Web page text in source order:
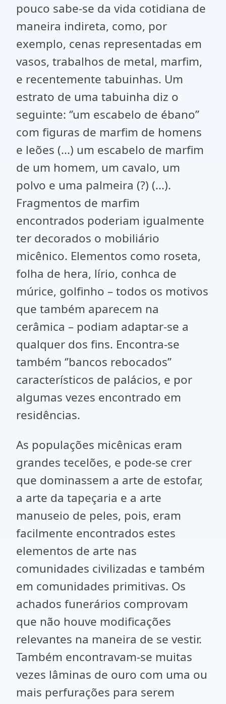
pouco sabe-se da vida cotidiana de
maneira indireta, como, por
exemplo, cenas representadas em
vasos, trabalhos de metal, marfim,
e recentemente tabuinhas. Um
estrato de uma tabuinha diz o
seguinte: ‘’um escabelo de ébano’’
com figuras de marfim de homens
e leões (...) um escabelo de marfim
de um homem, um cavalo, um
polvo e uma palmeira (?) (...).
Fragmentos de marfim
encontrados poderiam igualmente
ter decorados o mobiliário
micênico. Elementos como roseta,
folha de hera, lírio, conhca de
múrice, golfinho – todos os motivos
que também aparecem na
cerâmica – podiam adaptar-se a
qualquer dos fins. Encontra-se
também ‘’bancos rebocados’’
característicos de palácios, e por
algumas vezes encontrado em
residências.
As populações micênicas eram
grandes tecelões, e pode-se crer
que dominassem a arte de estofar,
a arte da tapeçaria e a arte
manuseio de peles, pois, eram
facilmente encontrados estes
elementos de arte nas
comunidades civilizadas e também
em comunidades primitivas. Os
achados funerários comprovam
que não houve modificações
relevantes na maneira de se vestir.
Também encontravam-se muitas
vezes lâminas de ouro com uma ou
mais perfurações para serem